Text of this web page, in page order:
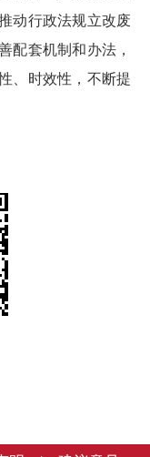
动行政法规立改废
配套机制和办法，
、时效性，不断提